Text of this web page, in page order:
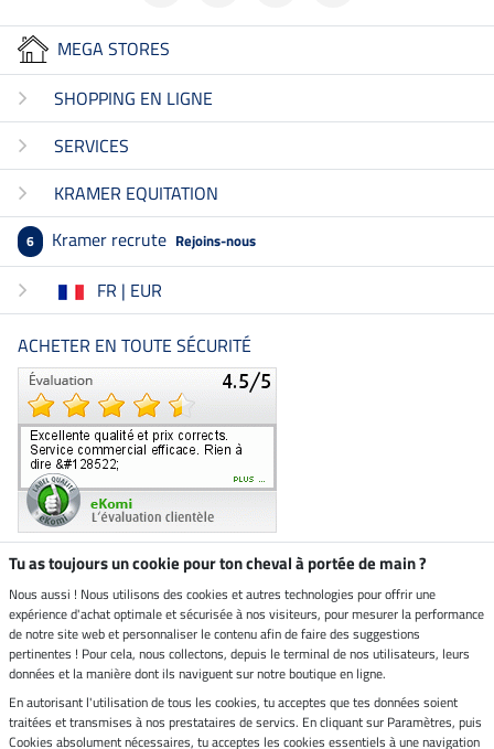
MEGA STORES
SHOPPING EN LIGNE
SERVICES
KRAMER EQUITATION
6 Kramer recrute Rejoins-nous
FR | EUR
ACHETER EN TOUTE SÉCURITÉ
Boutique climatiquement
neutre
Livraison par
Paiement sécurisé
Tu as toujours un cookie pour ton cheval à portée de main ?
Nous aussi ! Nous utilisons des cookies et autres technologies pour offrir une
expérience d'achat optimale et sécurisée à nos visiteurs, pour mesurer la performance
de notre site web et personnaliser le contenu afin de faire des suggestions
pertinentes ! Pour cela, nous collectons, depuis le terminal de nos utilisateurs, leurs
données et la manière dont ils naviguent sur notre boutique en ligne.
En autorisant l'utilisation de tous les cookies, tu acceptes que tes données soient
traitées et transmises à nos prestataires de servics. En cliquant sur Paramètres, puis
Cookies absolument nécessaires, tu acceptes les cookies essentiels à une navigation